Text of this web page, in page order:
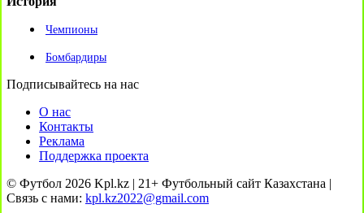
Чемпионы
Бомбардиры
Подписывайтесь на нас
О нас
Контакты
Реклама
Поддержка проекта
© Футбол 2026 Kpl.kz | 21+ Футбольный сайт Казахстана |
Связь с нами: kpl.kz2022@gmail.com